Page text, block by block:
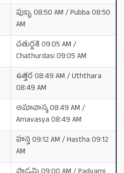
పుబ్బ 08:50 AM / Pubba 08:50
AM
చతుర్దశి 09:05 AM /
Chathurdasi 09:05 AM
ఉత్తర 08:49 AM / Uththara
08:49 AM
అమావాస్య 08:49 AM /
Amavasya 08:49 AM
హస్త 09:12 AM / Hastha 09:12
AM